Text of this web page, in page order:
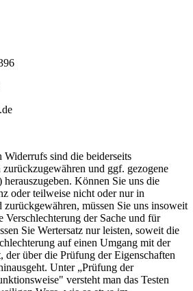
sind die beiderseits
und ggf. gezogene
Können Sie uns die
oder teilweise nicht oder nur in
zurückgewähren, müssen Sie uns insoweit
Verschlechterung der Sache und für
Sie Wertersatz nur leisten, soweit die
auf einen Umgang mit der
der über die Prüfung der Eigenschaften
Unter „Prüfung der
versteht man das Testen